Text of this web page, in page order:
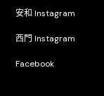
安和 Instagram
西門 Instagram
Facebook